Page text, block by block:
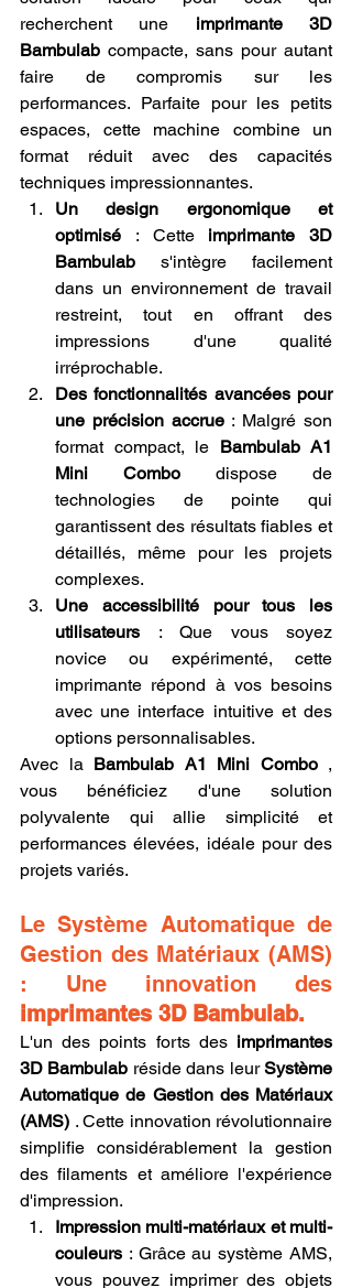
recherchent une imprimante 3D
Bambulab compacte, sans pour autant
faire de compromis sur les
performances. Parfaite pour les petits
espaces, cette machine combine un
format réduit avec des capacités
techniques impressionnantes.
Un design ergonomique et
optimisé : Cette imprimante 3D
Bambulab s'intègre facilement
dans un environnement de travail
restreint, tout en offrant des
impressions d'une qualité
irréprochable.
Des fonctionnalités avancées pour
une précision accrue : Malgré son
format compact, le Bambulab A1
Mini Combo dispose de
technologies de pointe qui
garantissent des résultats fiables et
détaillés, même pour les projets
complexes.
Une accessibilité pour tous les
utilisateurs : Que vous soyez
novice ou expérimenté, cette
imprimante répond à vos besoins
avec une interface intuitive et des
options personnalisables.
Avec la Bambulab A1 Mini Combo ,
vous bénéficiez d'une solution
polyvalente qui allie simplicité et
performances élevées, idéale pour des
projets variés.
Le Système Automatique de
Gestion des Matériaux (AMS)
imprimantes 3D Bambulab.
L'un des points forts des imprimantes
3D Bambulab réside dans leur Système
Automatique de Gestion des Matériaux
(AMS) . Cette innovation révolutionnaire
simplifie considérablement la gestion
des filaments et améliore l'expérience
d'impression.
Impression multi-matériaux et multi-
couleurs : Grâce au système AMS,
vous pouvez imprimer des objets